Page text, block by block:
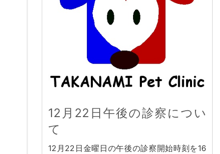
12月22日午後の診察につい
て
12月22日金曜日の午後の診察開始時刻を16